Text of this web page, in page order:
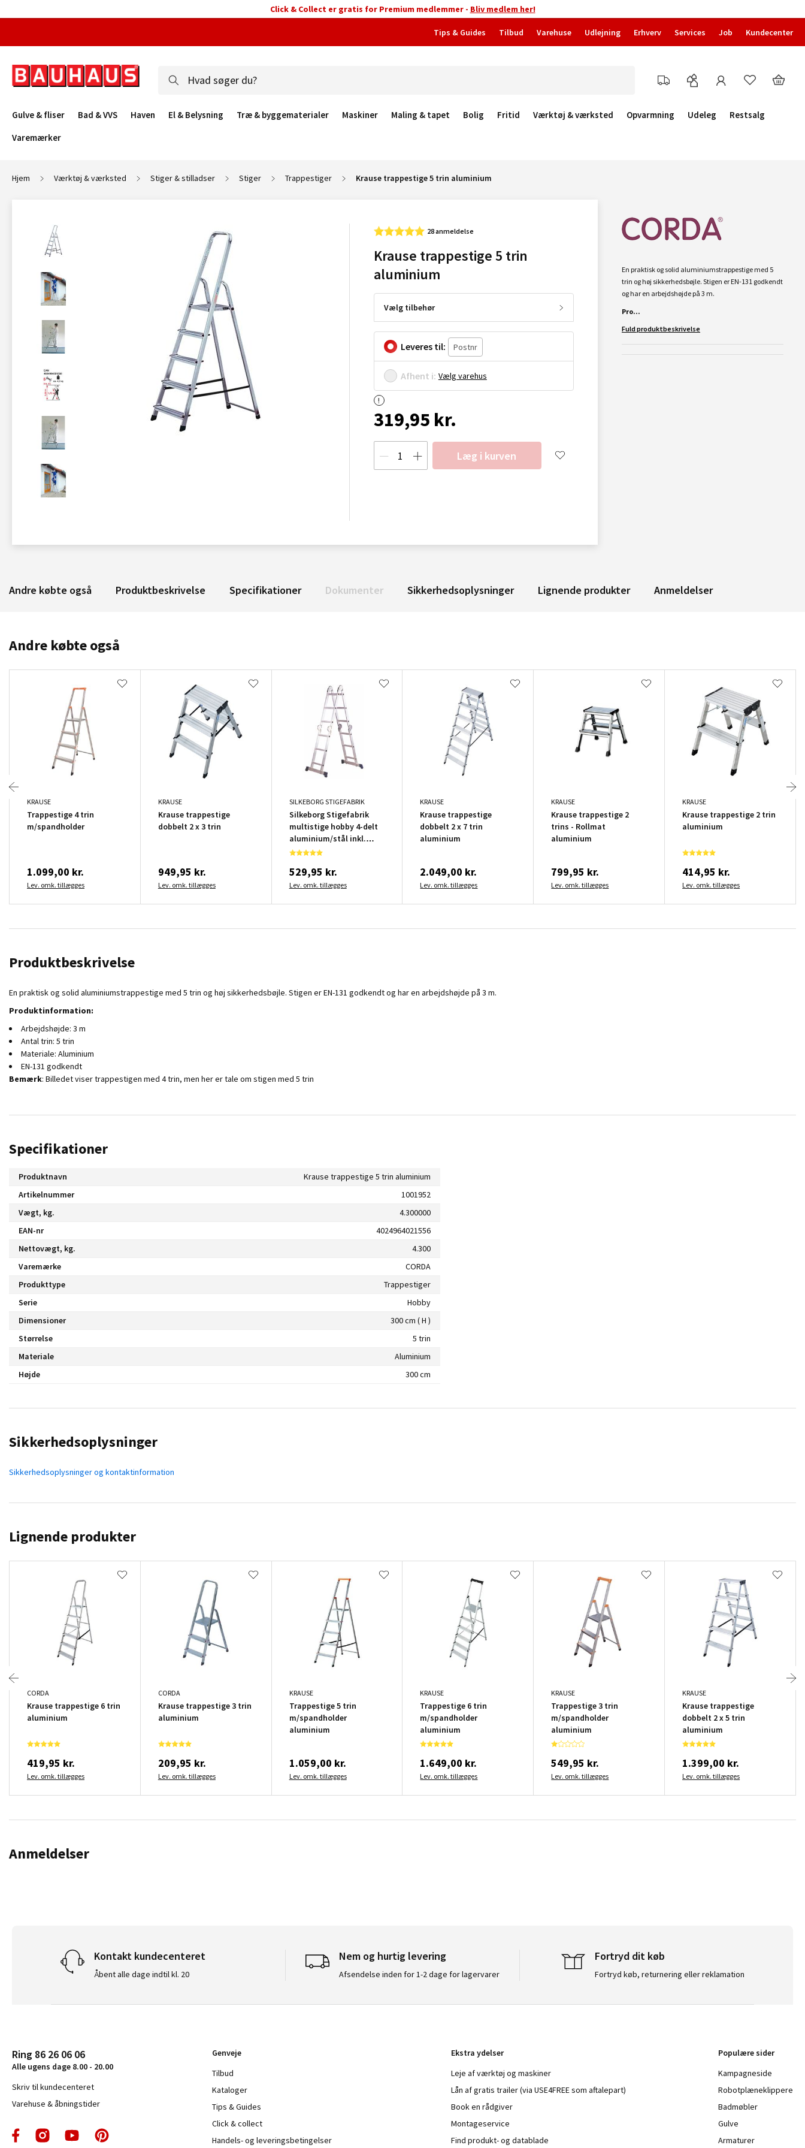
Click & Collect er gratis for Premium medlemmer - Bliv medlem her!
Tips & Guides Tilbud Varehuse Udlejning Erhverv Services Job Kundecenter
Gulve & fliser Bad & VVS Haven El & Belysning Træ & byggematerialer Maskiner Maling & tapet Bolig Fritid Værktøj & værksted Opvarmning Udeleg
Restsalg
Varemærker
Hjem Værktøj & værksted Stiger & stilladser Stiger Trappestiger Krause trappestige 5 trin aluminium
28 anmeldelse
Krause trappestige 5 trin
aluminium
Vælg tilbehør
Leveres til:
Afhent i: Vælg varehus
319,95 kr.
Læg i kurven
En praktisk og solid aluminiumstrappestige med 5
trin og høj sikkerhedsbøjle. Stigen er EN-131 godkendt
og har en arbejdshøjde på 3 m.
Pro...
Fuld produktbeskrivelse
Andre købte også Produktbeskrivelse Specifikationer Dokumenter Sikkerhedsoplysninger Lignende produkter Anmeldelser
Andre købte også
KRAUSE
Trappestige 4 trin
m/spandholder
1.099,00 kr.
Lev. omk. tillægges
KRAUSE
Krause trappestige
dobbelt 2 x 3 trin
949,95 kr.
Lev. omk. tillægges
SILKEBORG STIGEFABRIK
Silkeborg Stigefabrik
multistige hobby 4-delt
aluminium/stål inkl.
platform
529,95 kr.
Lev. omk. tillægges
KRAUSE
Krause trappestige
dobbelt 2 x 7 trin
aluminium
2.049,00 kr.
Lev. omk. tillægges
KRAUSE
Krause trappestige 2
trins - Rollmat
aluminium
799,95 kr.
Lev. omk. tillægges
KRAUSE
Krause trappestige 2 trin
aluminium
414,95 kr.
Lev. omk. tillægges
Produktbeskrivelse
En praktisk og solid aluminiumstrappestige med 5 trin og høj sikkerhedsbøjle. Stigen er EN-131 godkendt og har en arbejdshøjde på 3 m.
Produktinformation:
Arbejdshøjde: 3 m
Antal trin: 5 trin
Materiale: Aluminium
EN-131 godkendt
Bemærk: Billedet viser trappestigen med 4 trin, men her er tale om stigen med 5 trin
Specifikationer
Produktnavn
Krause trappestige 5 trin aluminium
Artikelnummer
1001952
Vægt, kg.
4.300000
EAN-nr
4024964021556
Nettovægt, kg.
4.300
Varemærke
CORDA
Produkttype
Trappestiger
Serie
Hobby
Dimensioner
300 cm ( H )
Størrelse
5 trin
Materiale
Aluminium
Højde
300 cm
Sikkerhedsoplysninger
Sikkerhedsoplysninger og kontaktinformation
Lignende produkter
CORDA
Krause trappestige 6 trin
aluminium
419,95 kr.
Lev. omk. tillægges
CORDA
Krause trappestige 3 trin
aluminium
209,95 kr.
Lev. omk. tillægges
KRAUSE
Trappestige 5 trin
m/spandholder
aluminium
1.059,00 kr.
Lev. omk. tillægges
KRAUSE
Trappestige 6 trin
m/spandholder
aluminium
1.649,00 kr.
Lev. omk. tillægges
KRAUSE
Trappestige 3 trin
m/spandholder
aluminium
549,95 kr.
Lev. omk. tillægges
KRAUSE
Krause trappestige
dobbelt 2 x 5 trin
aluminium
1.399,00 kr.
Lev. omk. tillægges
Anmeldelser
Kontakt kundecenteret
Åbent alle dage indtil kl. 20
Nem og hurtig levering
Afsendelse inden for 1-2 dage for lagervarer
Fortryd dit køb
Fortryd køb, returnering eller reklamation
Ring 86 26 06 06
Alle ugens dage 8.00 - 20.00
Skriv til kundecenteret
Varehuse & åbningstider
Genveje
Tilbud
Kataloger
Tips & Guides
Click & collect
Handels- og leveringsbetingelser
Ekstra ydelser
Leje af værktøj og maskiner
Lån af gratis trailer (via USE4FREE som aftalepart)
Book en rådgiver
Montageservice
Find produkt- og datablade
Populære sider
Kampagneside
Robotplæneklippere
Badmøbler
Gulve
Armaturer